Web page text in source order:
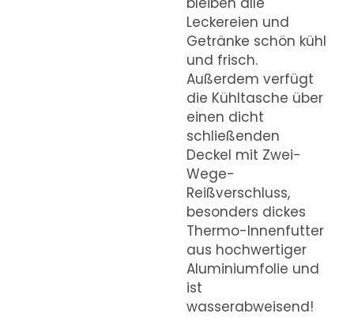
Leckereien und
Getränke schön kühl
und frisch.
Außerdem verfügt
die Kühltasche über
einen dicht
schließenden
Deckel mit Zwei-
Wege-
Reißverschluss,
besonders dickes
Thermo-Innenfutter
aus hochwertiger
Aluminiumfolie und
ist
wasserabweisend!